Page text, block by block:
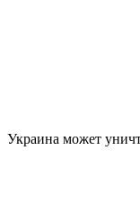
Украина может